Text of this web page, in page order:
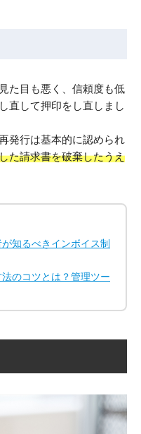
た目も悪く、信頼度も低
直して押印をし直しまし
発行は基本的に認められ
た請求書を破棄したうえ
知るべきインボイス制
法のコツとは？管理ツー